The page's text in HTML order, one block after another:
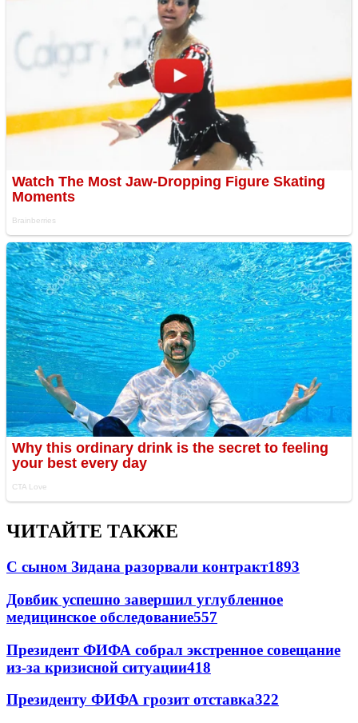
ЧИТАЙТЕ ТАКЖЕ
С сыном Зидана разорвали контракт1893
Довбик успешно завершил углубленное
медицинское обследование557
Президент ФИФА собрал экстренное совещание
из-за кризисной ситуации418
Президенту ФИФА грозит отставка322